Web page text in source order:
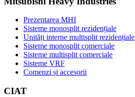
Prezentarea MHI
Sisteme monosplit rezidențiale
Unități interne multisplit rezidențiale
Sisteme monosplit comerciale
Sisteme multisplit comerciale
Sisteme VRF
Comenzi și accesorii
CIAT